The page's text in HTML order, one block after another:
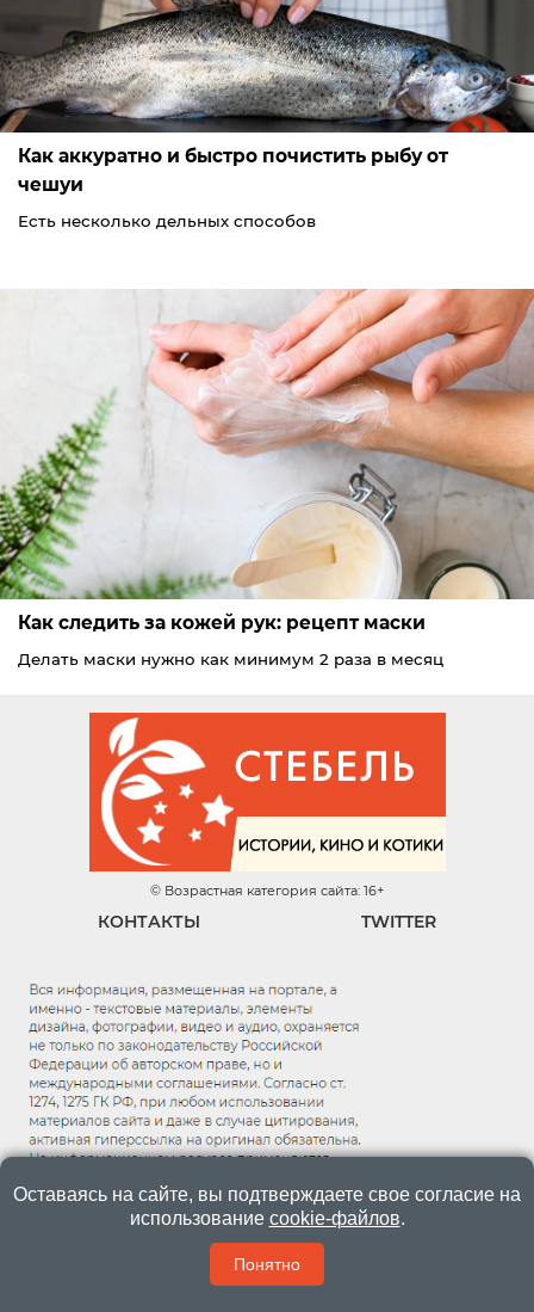
Как аккуратно и быстро почистить рыбу от
чешуи
Есть несколько дельных способов
Как следить за кожей рук: рецепт маски
Делать маски нужно как минимум 2 раза в месяц
© Возрастная категория сайта: 16+
КОНТАКТЫ TWITTER
Оставаясь на сайте, вы подтверждаете свое согласие на
использование cookie-файлов.
Понятно